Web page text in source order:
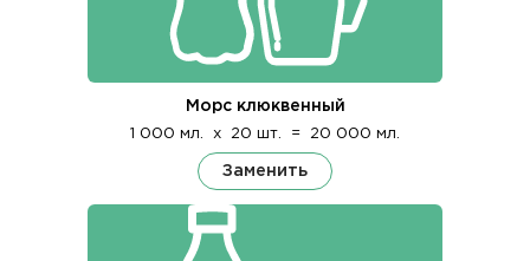
Морс клюквенный
1 000 мл. x 20 шт. = 20 000 мл.
Заменить